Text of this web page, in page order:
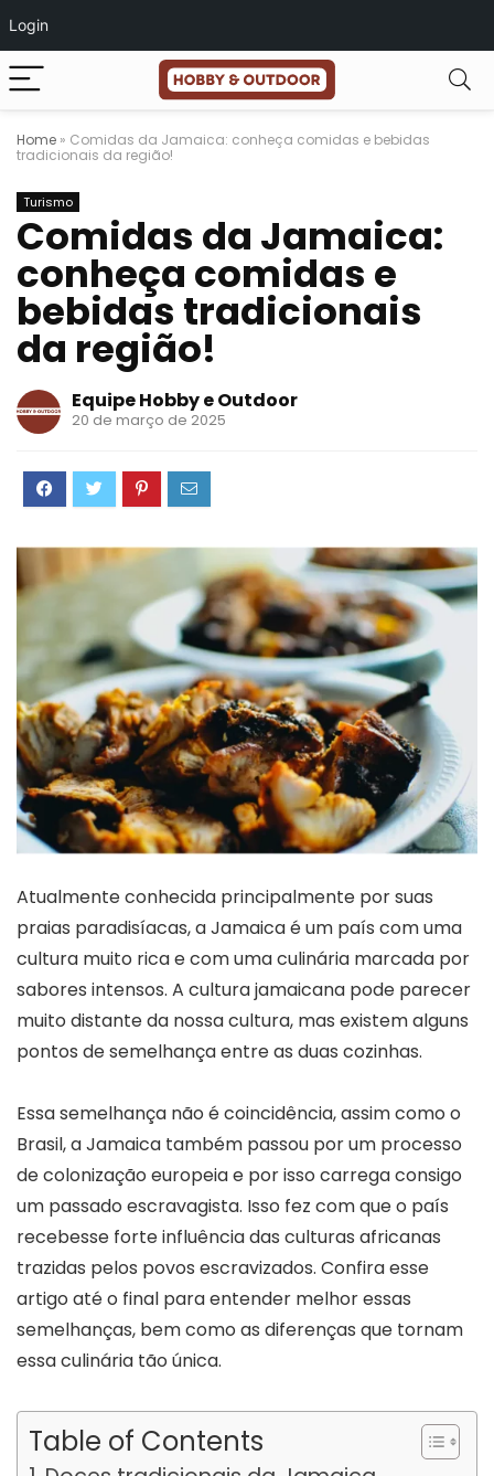
Login
Home » Comidas da Jamaica: conheça comidas e bebidas
tradicionais da região!
Turismo
Comidas da Jamaica:
conheça comidas e
bebidas tradicionais
da região!
Equipe Hobby e Outdoor
20 de março de 2025
Atualmente conhecida principalmente por suas
praias paradisíacas, a Jamaica é um país com uma
cultura muito rica e com uma culinária marcada por
sabores intensos. A cultura jamaicana pode parecer
muito distante da nossa cultura, mas existem alguns
pontos de semelhança entre as duas cozinhas.
Essa semelhança não é coincidência, assim como o
Brasil, a Jamaica também passou por um processo
de colonização europeia e por isso carrega consigo
um passado escravagista. Isso fez com que o país
recebesse forte influência das culturas africanas
trazidas pelos povos escravizados. Confira esse
artigo até o final para entender melhor essas
semelhanças, bem como as diferenças que tornam
essa culinária tão única.
Table of Contents